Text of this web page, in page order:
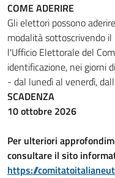
COME ADERIRE
Gli elettori possono
modalità sottoscrivendo
l'Ufficio Elettorale del
identificazione, nei giorni
- dal lunedì al venerdì,
SCADENZA
10 ottobre 2026
Per ulteriori
consultare il sito
https://